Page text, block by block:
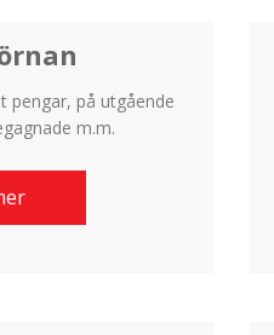
pengar, på utgående
m.m.